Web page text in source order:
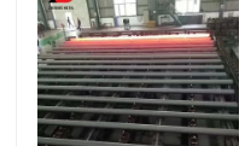
পণ্য
ভিডিও